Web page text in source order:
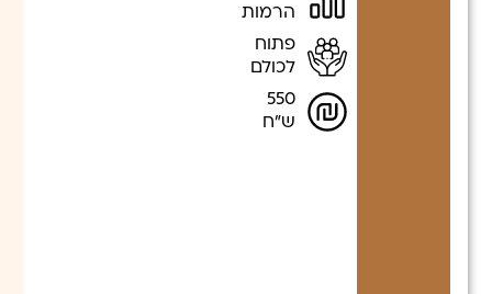
הרמות
פתוח
לכולם
550
ש"ח